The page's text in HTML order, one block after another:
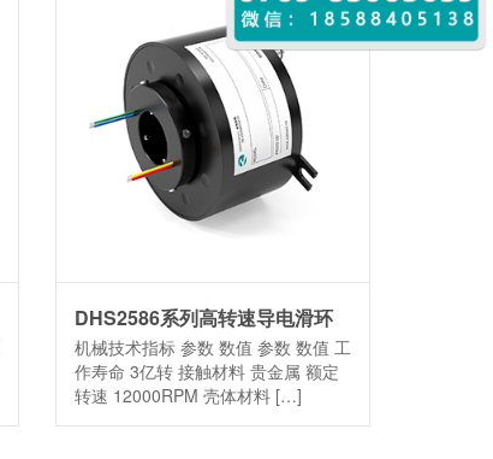
DHS2586系列高转速导电滑环
机械技术指标 参数 数值 参数 数值 工
作寿命 3亿转 接触材料 贵金属 额定
转速 12000RPM 壳体材料 […]